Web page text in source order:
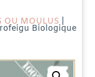
OU MOULUS|
Biologique